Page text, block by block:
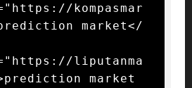
kompasmar
market</
liputanma
market